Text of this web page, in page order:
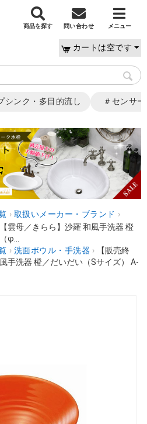
商品を探す 問い合わせ メニュー
カートは空です
シンク・多目的流し ＃センサ
› 取扱いメーカー・ブランド ›
【雲母／きらら】沙羅 和風手洗器 橙
φ...
› 洗面ボウル・手洗器 ›
【販売終
手洗器 橙／だいだい（Sサイズ） A-